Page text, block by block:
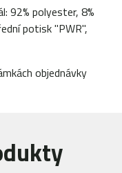
92% polyester, 8%
potisk "PWR",
objednávky